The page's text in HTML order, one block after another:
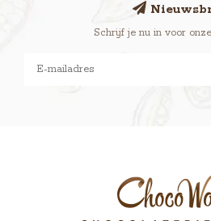
Schrijf je nu in voor